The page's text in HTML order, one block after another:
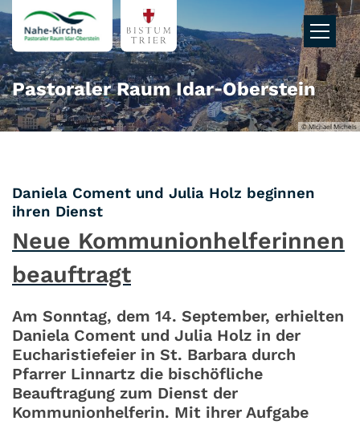
Zum Inhalt springen
© Michael Michels
Pastoraler Raum Idar‑Oberstein
Daniela Coment und Julia Holz beginnen
ihren Dienst:
Neue Kommunionhelferinnen
beauftragt
Am Sonntag, dem 14. September, erhielten
Daniela Coment und Julia Holz in der
Eucharistiefeier in St. Barbara durch
Pfarrer Linnartz die bischöfliche
Beauftragung zum Dienst der
Kommunionhelferin. Mit ihrer Aufgabe